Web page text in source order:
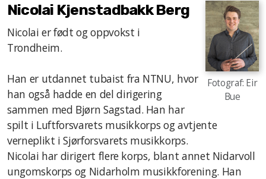
Fotograf: Eir
Bue
Nicolai Kjenstadbakk Berg
Nicolai er født og oppvokst i
Trondheim.
Han er utdannet tubaist fra NTNU, hvor
han også hadde en del dirigering
sammen med Bjørn Sagstad. Han har
spilt i Luftforsvarets musikkorps og avtjente
verneplikt i Sjørforsvarets musikkorps.
Nicolai har dirigert flere korps, blant annet Nidarvoll
ungomskorps og Nidarholm musikkforening. Han
Ildsjelpris